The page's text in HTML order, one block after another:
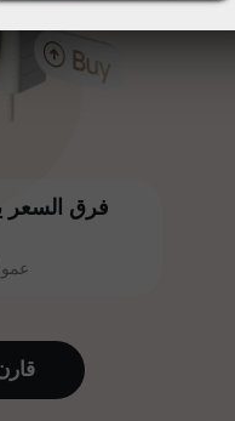
عمولة
تتشارك
نفس
عناصر
إنستا
بوك أو